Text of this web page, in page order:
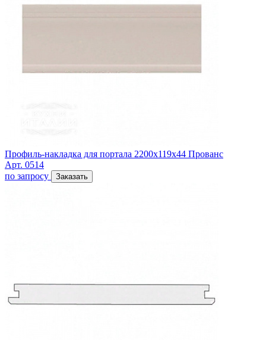
Профиль-накладка для портала 2200х119х44 Прованс
Арт. 0514
по запросу
Заказать